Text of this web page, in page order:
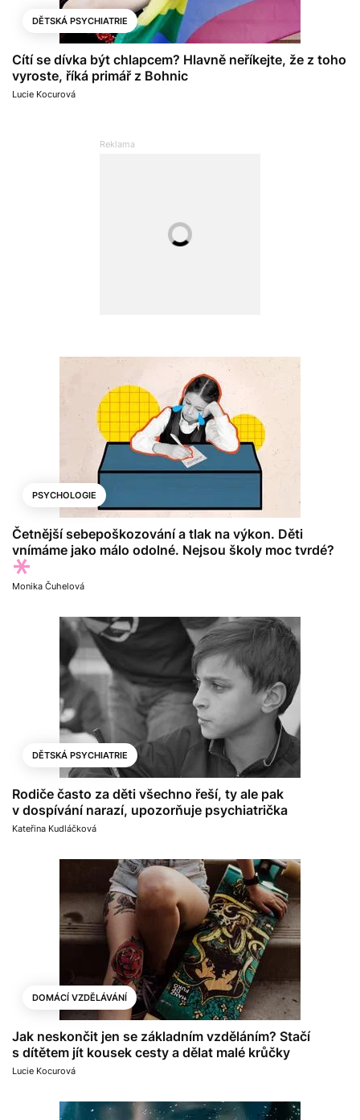
DĚTSKÁ PSYCHIATRIE
Cítí se dívka být chlapcem? Hlavně neříkejte, že z toho
vyroste, říká primář z Bohnic
Lucie Kocurová
PSYCHOLOGIE
Četnější sebepoškozování a tlak na výkon. Děti
vnímáme jako málo odolné. Nejsou školy moc tvrdé?
Monika Čuhelová
DĚTSKÁ PSYCHIATRIE
Rodiče často za děti všechno řeší, ty ale pak
v dospívání narazí, upozorňuje psychiatrička
Kateřina Kudláčková
DOMÁCÍ VZDĚLÁVÁNÍ
Jak neskončit jen se základním vzděláním? Stačí
s dítětem jít kousek cesty a dělat malé krůčky
Lucie Kocurová